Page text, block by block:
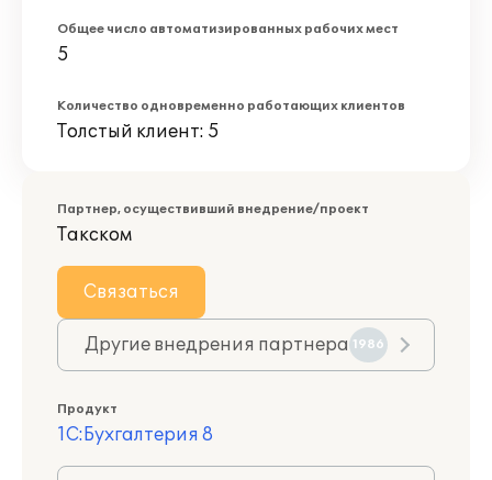
Общее число автоматизированных рабочих мест
5
Количество одновременно работающих клиентов
Толстый клиент: 5
Партнер, осуществивший внедрение/проект
Такском
Связаться
Другие внедрения партнера 1986
Продукт
1С:Бухгалтерия 8